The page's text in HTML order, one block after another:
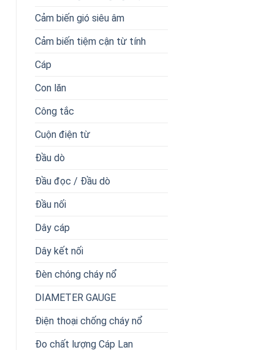
Cảm biến gió siêu âm
Cảm biến tiệm cận từ tính
Cáp
Con lăn
Công tắc
Cuộn điện từ
Đầu dò
Đầu đọc / Đầu dò
Đầu nối
Dây cáp
Dây kết nối
Đèn chóng cháy nổ
DIAMETER GAUGE
Điện thoại chống cháy nổ
Đo chất lượng Cáp Lan